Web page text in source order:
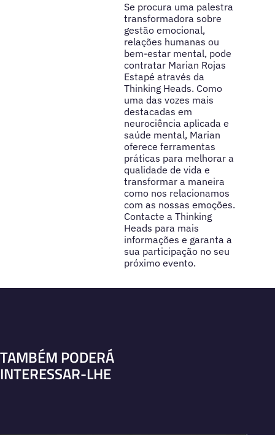
Se procura uma palestra
transformadora sobre
gestão emocional,
relações humanas ou
bem-estar mental, pode
contratar Marian Rojas
Estapé através da
Thinking Heads. Como
uma das vozes mais
destacadas em
neurociência aplicada e
saúde mental, Marian
oferece ferramentas
práticas para melhorar a
qualidade de vida e
transformar a maneira
como nos relacionamos
com as nossas emoções.
Contacte a Thinking
Heads para mais
informações e garanta a
sua participação no seu
próximo evento.
TAMBÉM PODERÁ
INTERESSAR-LHE